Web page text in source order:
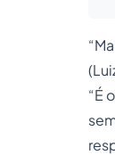
“É